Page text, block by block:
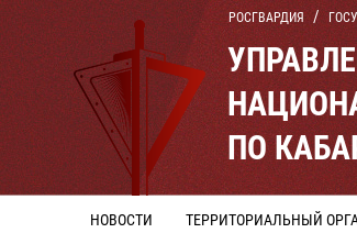
РОСГВАРДИЯ
ПО
НОВОСТИ ТЕРРИТОРИАЛЬНЫЙ